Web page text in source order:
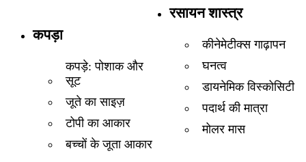
कपड़ा
कपड़े: पोशाक और
सूट
जूते का साइज़
टोपी का आकार
बच्चों के जूता आकार
रसायन शास्त्र
कीनेमेटीक्स गाढ़ापन
घनत्व
डायनेमिक विस्कोसिटी
पदार्थ की मात्रा
मोलर मास